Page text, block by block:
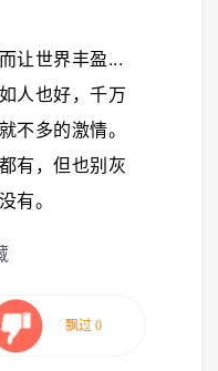
让世界丰盈...
人也好，千万
不多的激情。
有，但也别灰
有。